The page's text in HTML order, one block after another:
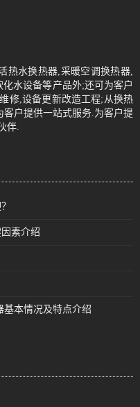
热水换热器,采暖空调换热器,
水设备等产品外;还可为客户
修,设备更新改造工程;从换热
户提供一站式服务.为客户提
伴.
素介绍
基本情况及特点介绍